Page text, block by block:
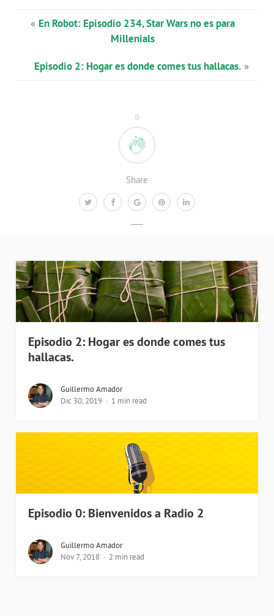
0
Share
« En Robot: Episodio 234, Star Wars no es para
Millenials
Episodio 2: Hogar es donde comes tus hallacas. »
Episodio 2: Hogar es donde comes tus
hallacas.
Guillermo Amador
Dic 30, 2019
1 min read
Episodio 0: Bienvenidos a Radio 2
Guillermo Amador
Nov 7, 2018
2 min read